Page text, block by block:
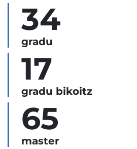
34
gradu
17
gradu bikoitz
65
master